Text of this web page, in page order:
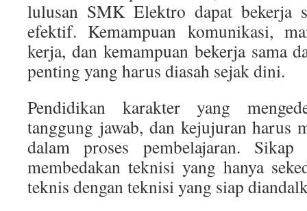
lulusan SMK Elektro dapat bekerja
efektif. Kemampuan komunikasi,
kerja, dan kemampuan bekerja sama
penting yang harus diasah sejak dini.
Pendidikan karakter yang
tanggung jawab, dan kejujuran harus
dalam proses pembelajaran.
membedakan teknisi yang hanya
teknis dengan teknisi yang siap